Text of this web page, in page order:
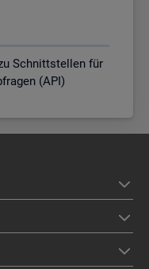
Schnittstellen für
(API)